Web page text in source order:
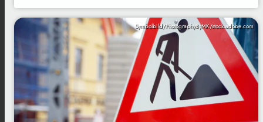
Symbolbild/PhotographyByMK/stock.adobe.com